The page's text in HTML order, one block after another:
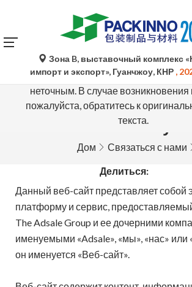
Автоматический перевод Google
исключительно справочный характер
неточным. В случае возникновения
пожалуйста, обратитесь к
текста.
Зона B, выставочный комплекс
импорт и экспорт», Гуанчжоу, КНР ,
Условия
Дом Связаться с нами
Делиться:
Данный веб-сайт представляет собой
платформу и сервис,
The Adsale Group и ее дочерними
именуемыми «Adsale», «мы», «нас»
он именуется «Веб-сайт».